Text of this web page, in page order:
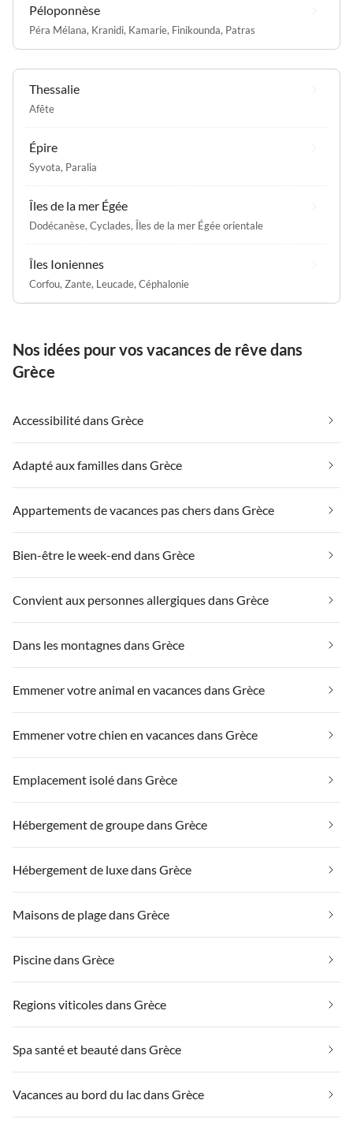
Péloponnèse
Péra Mélana, Kranidi, Kamarie, Finikounda, Patras
Thessalie
Afête
Épire
Syvota, Paralia
Îles de la mer Égée
Dodécanèse, Cyclades, Îles de la mer Égée orientale
Îles Ioniennes
Corfou, Zante, Leucade, Céphalonie
Nos idées pour vos vacances de rêve dans
Grèce
Accessibilité dans Grèce
Adapté aux familles dans Grèce
Appartements de vacances pas chers dans Grèce
Bien-être le week-end dans Grèce
Convient aux personnes allergiques dans Grèce
Dans les montagnes dans Grèce
Emmener votre animal en vacances dans Grèce
Emmener votre chien en vacances dans Grèce
Emplacement isolé dans Grèce
Hébergement de groupe dans Grèce
Hébergement de luxe dans Grèce
Maisons de plage dans Grèce
Piscine dans Grèce
Regions viticoles dans Grèce
Spa santé et beauté dans Grèce
Vacances au bord du lac dans Grèce